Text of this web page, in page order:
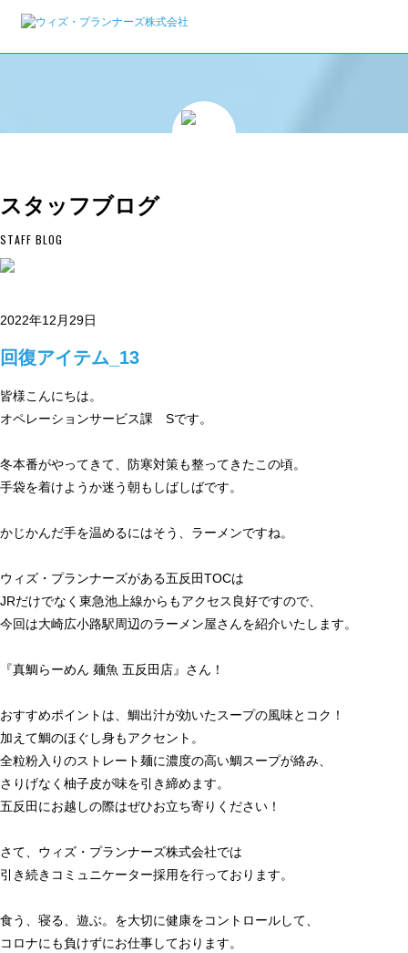
スタッフブログ
STAFF BLOG
2022年12月29日
回復アイテム_13
皆様こんにちは。
オペレーションサービス課 Sです。
冬本番がやってきて、防寒対策も整ってきたこの頃。
手袋を着けようか迷う朝もしばしばです。
かじかんだ手を温めるにはそう、ラーメンですね。
ウィズ・プランナーズがある五反田TOCは
JRだけでなく東急池上線からもアクセス良好ですので、
今回は大崎広小路駅周辺のラーメン屋さんを紹介いたします。
『真鯛らーめん 麺魚 五反田店』さん！
おすすめポイントは、鯛出汁が効いたスープの風味とコク！
加えて鯛のほぐし身もアクセント。
全粒粉入りのストレート麺に濃度の高い鯛スープが絡み、
さりげなく柚子皮が味を引き締めます。
五反田にお越しの際はぜひお立ち寄りください！
さて、ウィズ・プランナーズ株式会社では
引き続きコミュニケーター採用を行っております。
食う、寝る、遊ぶ。を大切に健康をコントロールして、
コロナにも負けずにお仕事しております。